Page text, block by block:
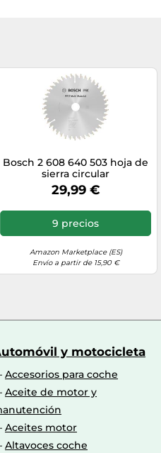
Bosch 2 608 640 503 hoja de
sierra circular
29,99 €
9 precios
Amazon Marketplace (ES)
Envío a partir de 15,90 €
y motocicleta
Accesorios para coche
Aceite de motor y
Aceites motor
Altavoces coche